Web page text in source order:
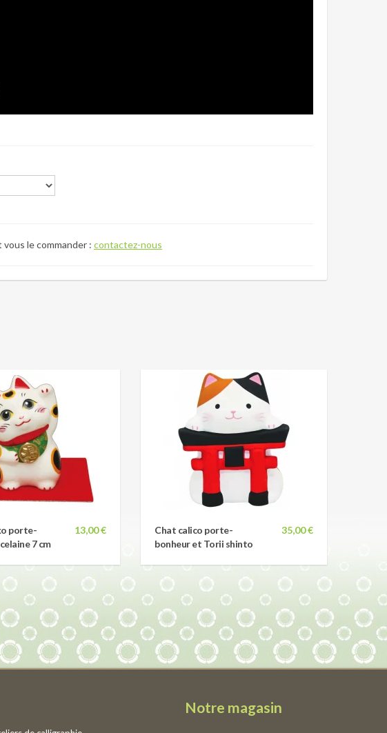
le commander : contactez-nous
13,00 €
porte-
7 cm
35,00 €
Chat calico porte-
bonheur et Torii shinto
Notre magasin